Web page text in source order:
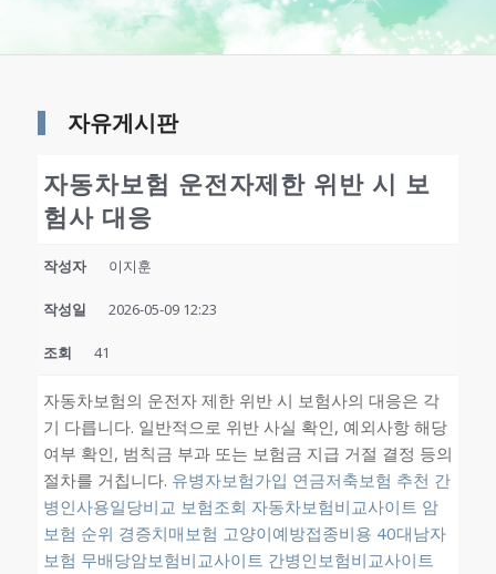
자유게시판
자동차보험 운전자제한 위반 시 보
험사 대응
작성자 이지훈
작성일 2026-05-09 12:23
조회 41
자동차보험의 운전자 제한 위반 시 보험사의 대응은 각
기 다릅니다. 일반적으로 위반 사실 확인, 예외사항 해당
여부 확인, 범칙금 부과 또는 보험금 지급 거절 결정 등의
절차를 거칩니다. 유병자보험가입 연금저축보험 추천 간
병인사용일당비교 보험조회 자동차보험비교사이트 암
보험 순위 경증치매보험 고양이예방접종비용 40대남자
보험 무배당암보험비교사이트 간병인보험비교사이트